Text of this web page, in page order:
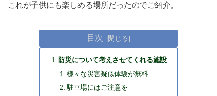
これが子供にも楽しめる場所だったのでご紹介。
目次
防災について考えさせてくれる施設
様々な災害疑似体験が無料
駐車場にはご注意を